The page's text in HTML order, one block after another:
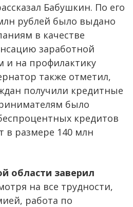
Бабушкин. По его
рублей было выдано
в качестве
заработной
и на профилактику
также отметил,
получили кредитные
было
кредитов
в размере 140 млн
области заверил
на все трудности,
работа по